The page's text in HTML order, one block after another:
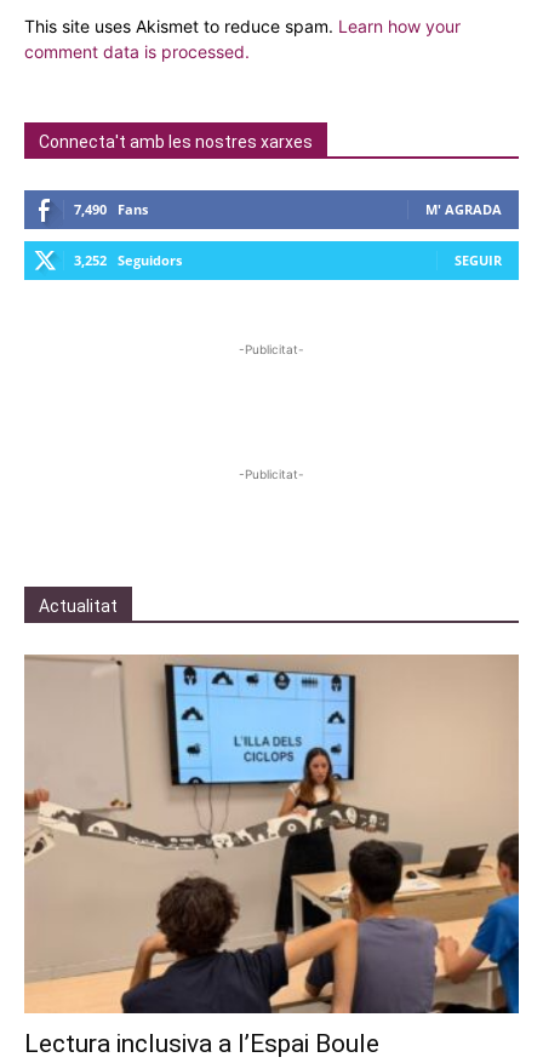
This site uses Akismet to reduce spam. Learn how your
comment data is processed.
Connecta't amb les nostres xarxes
7,490 Fans M' AGRADA
3,252 Seguidors SEGUIR
-Publicitat-
-Publicitat-
Actualitat
Lectura inclusiva a l’Espai Boule